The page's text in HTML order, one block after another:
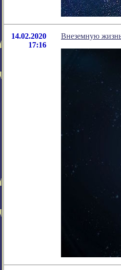
14.02.2020
17:16
Внеземную жизнь